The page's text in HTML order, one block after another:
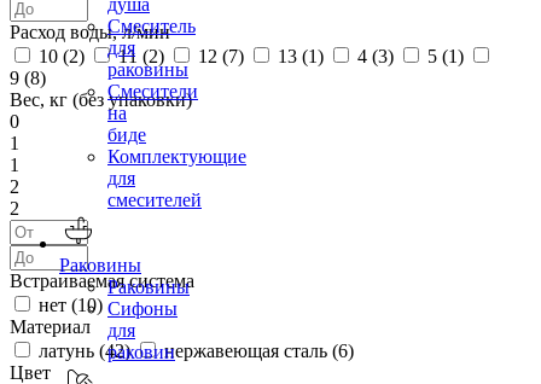
душа
Смеситель
для
раковины
Смесители
на
биде
Комплектующие
для
смесителей
Раковины
Раковины
Сифоны
для
раковин
Расход воды, л/мин
10 (2) 11 (2) 12 (7) 13 (1) 4 (3) 5 (1)
9 (8)
Вес, кг (без упаковки)
0
1
1
2
2
Встраиваемая система
нет (10)
Материал
латунь (42) нержавеющая сталь (6)
Цвет